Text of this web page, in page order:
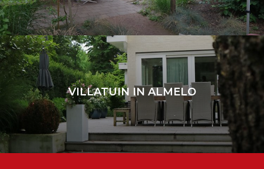
TUIN BIJ EETCAFE IN APELDOORN
Apeldoorn
VILLATUIN IN ALMELO